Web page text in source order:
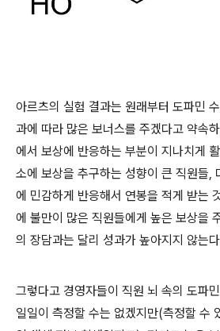
아르츠의 실험 결과는 원래부터 도파민
과에 따라 많은 보너스를 주겠다고 약속
에서 보상에 반응하는 부분이 지나치게
소에 보상을 추구하는 성향이 큰 직원들,
에 민감하게 반응해서 연봉을 적게 받는
에 불만이 많은 직원들에게 높은 보상을
의 장담과는 달리 성과가 높아지지 않는
그렇다고 경영자들이 직원 뇌 속의 도파
일일이 측정할 수는 없겠지만(측정할 수